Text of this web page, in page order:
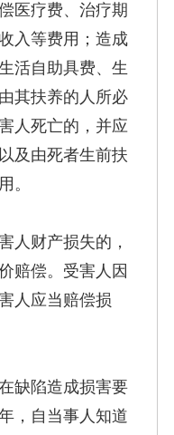
医疗费、治疗期
入等费用；造成
活自助具费、生
其扶养的人所必
人死亡的，并应
及由死者生前扶
。
财产损失的，
赔偿。受害人因
人应当赔偿损
陷造成损害要
，自当事人知道